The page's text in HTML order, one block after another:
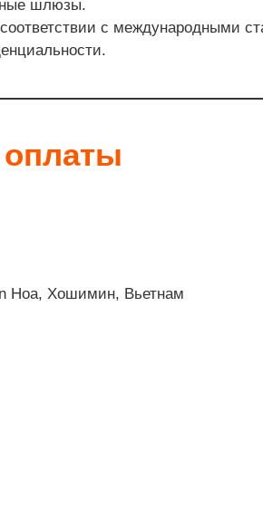
шлюзы.
с международными
Hoa, Хошимин, Вьетнам